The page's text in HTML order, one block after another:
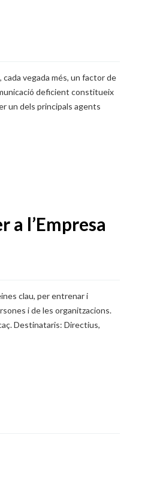
vegada més, un factor de
deficient constitueix
un dels principals agents
l’Empresa
clau, per entrenar i
i de les organitzacions.
Destinataris: Directius,